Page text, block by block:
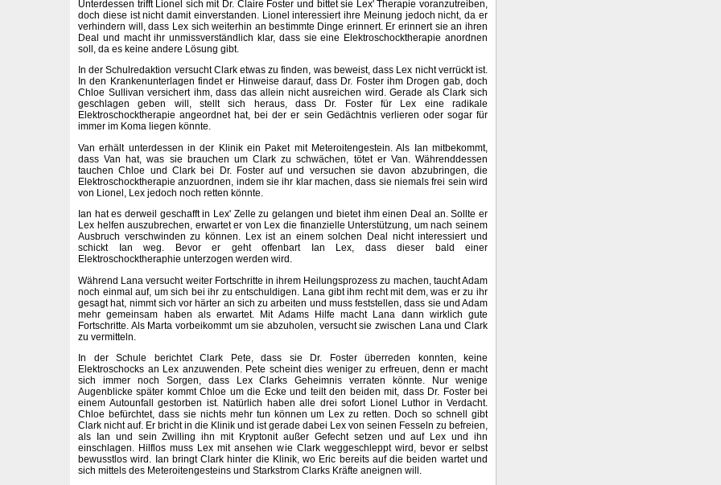
Unterdessen trifft Lionel sich mit Dr. Claire Foster und bittet sie Lex' Therapie voranzutreiben,
doch diese ist nicht damit einverstanden. Lionel interessiert ihre Meinung jedoch nicht, da er
verhindern will, dass Lex sich weiterhin an bestimmte Dinge erinnert. Er erinnert sie an ihren
Deal und macht ihr unmissverständlich klar, dass sie eine Elektroschocktherapie anordnen
soll, da es keine andere Lösung gibt.
In der Schulredaktion versucht Clark etwas zu finden, was beweist, dass Lex nicht verrückt ist.
In den Krankenunterlagen findet er Hinweise darauf, dass Dr. Foster ihm Drogen gab, doch
Chloe Sullivan versichert ihm, dass das allein nicht ausreichen wird. Gerade als Clark sich
geschlagen geben will, stellt sich heraus, dass Dr. Foster für Lex eine radikale
Elektroschocktherapie angeordnet hat, bei der er sein Gedächtnis verlieren oder sogar für
immer im Koma liegen könnte.
Van erhält unterdessen in der Klinik ein Paket mit Meteroitengestein. Als Ian mitbekommt,
dass Van hat, was sie brauchen um Clark zu schwächen, tötet er Van. Währenddessen
tauchen Chloe und Clark bei Dr. Foster auf und versuchen sie davon abzubringen, die
Elektroschocktherapie anzuordnen, indem sie ihr klar machen, dass sie niemals frei sein wird
von Lionel, Lex jedoch noch retten könnte.
Ian hat es derweil geschafft in Lex' Zelle zu gelangen und bietet ihm einen Deal an. Sollte er
Lex helfen auszubrechen, erwartet er von Lex die finanzielle Unterstützung, um nach seinem
Ausbruch verschwinden zu können. Lex ist an einem solchen Deal nicht interessiert und
schickt Ian weg. Bevor er geht offenbart Ian Lex, dass dieser bald einer
Elektroschocktheraphie unterzogen werden wird.
Während Lana versucht weiter Fortschritte in ihrem Heilungsprozess zu machen, taucht Adam
noch einmal auf, um sich bei ihr zu entschuldigen. Lana gibt ihm recht mit dem, was er zu ihr
gesagt hat, nimmt sich vor härter an sich zu arbeiten und muss feststellen, dass sie und Adam
mehr gemeinsam haben als erwartet. Mit Adams Hilfe macht Lana dann wirklich gute
Fortschritte. Als Marta vorbeikommt um sie abzuholen, versucht sie zwischen Lana und Clark
zu vermitteln.
In der Schule berichtet Clark Pete, dass sie Dr. Foster überreden konnten, keine
Elektroschocks an Lex anzuwenden. Pete scheint dies weniger zu erfreuen, denn er macht
sich immer noch Sorgen, dass Lex Clarks Geheimnis verraten könnte. Nur wenige
Augenblicke später kommt Chloe um die Ecke und teilt den beiden mit, dass Dr. Foster bei
einem Autounfall gestorben ist. Natürlich haben alle drei sofort Lionel Luthor in Verdacht.
Chloe befürchtet, dass sie nichts mehr tun können um Lex zu retten. Doch so schnell gibt
Clark nicht auf. Er bricht in die Klinik und ist gerade dabei Lex von seinen Fesseln zu befreien,
als Ian und sein Zwilling ihn mit Kryptonit außer Gefecht setzen und auf Lex und ihn
einschlagen. Hilflos muss Lex mit ansehen wie Clark weggeschleppt wird, bevor er selbst
bewusstlos wird. Ian bringt Clark hinter die Klinik, wo Eric bereits auf die beiden wartet und
sich mittels des Meteroitengesteins und Starkstrom Clarks Kräfte aneignen will.